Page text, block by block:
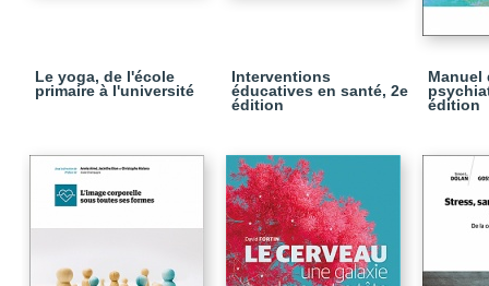
Le yoga, de l'école
primaire à l'université
Interventions
éducatives en santé, 2e
édition
Manuel
édition